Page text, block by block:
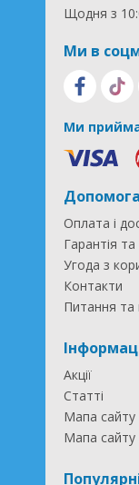
Щодня з
Ми в
Ми
Оплата і
Гарантія
Угода з
Контакти
Питання та
Акції
Статті
Мапа сайту
Мапа сайту